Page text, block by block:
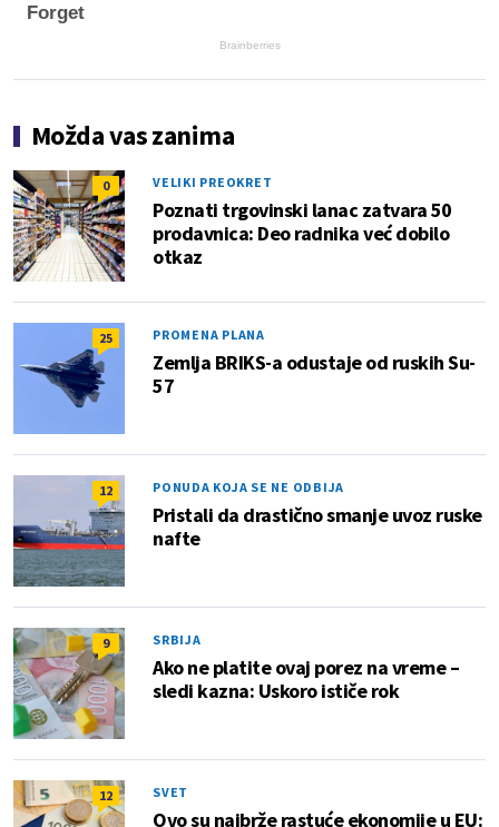
Forget
Brainberries
Možda vas zanima
0 VELIKI PREOKRET
Poznati trgovinski lanac zatvara 50
prodavnica: Deo radnika već dobilo
otkaz
25 PROMENA PLANA
Zemlja BRIKS-a odustaje od ruskih Su-
57
12 PONUDA KOJA SE NE ODBIJA
Pristali da drastično smanje uvoz ruske
nafte
9 SRBIJA
Ako ne platite ovaj porez na vreme –
sledi kazna: Uskoro ističe rok
12 SVET
Ovo su najbrže rastuće ekonomije u EU: